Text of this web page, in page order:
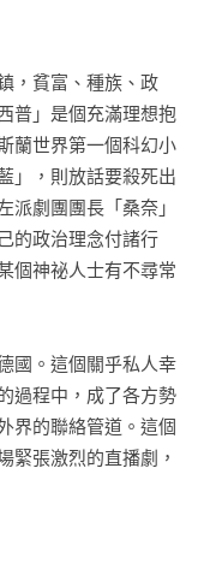
，貧富、種族、政
普」是個充滿理想抱
蘭世界第一個科幻小
」，則放話要殺死出
派劇團團長「桑奈」
的政治理念付諸行
個神祕人士有不尋常
國。這個關乎私人幸
過程中，成了各方勢
界的聯絡管道。這個
緊張激烈的直播劇，
繁複的情節、對稱的